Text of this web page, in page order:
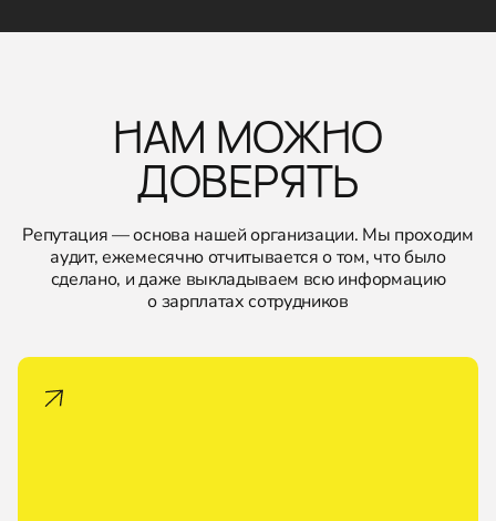
НАМ МОЖНО
ДОВЕРЯТЬ
Репутация — основа нашей организации. Мы проходим
аудит, ежемесячно отчитывается о том, что было
сделано, и даже выкладываем всю информацию
о зарплатах сотрудников